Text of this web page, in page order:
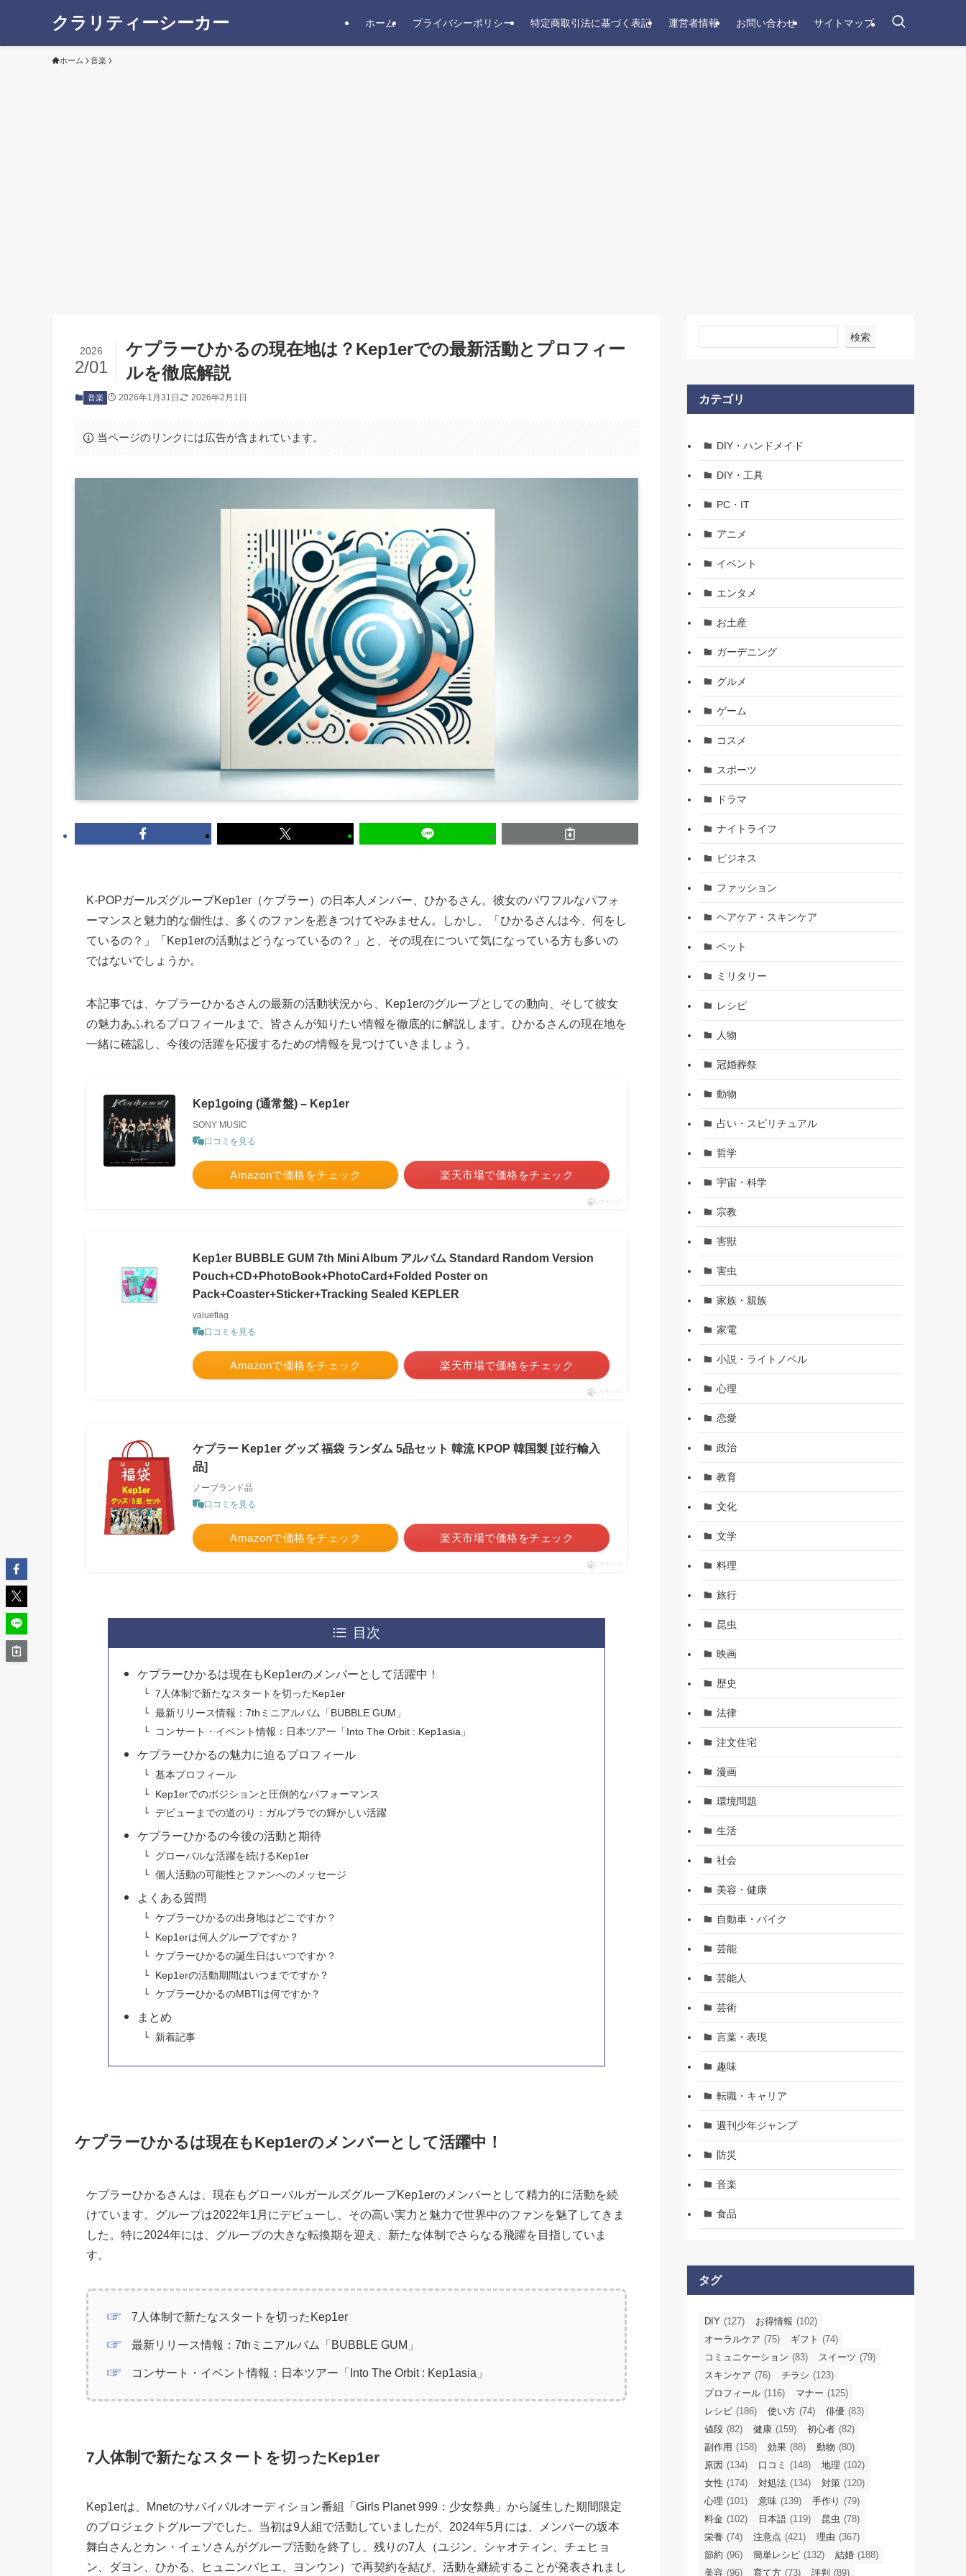
クラリティーシーカー ホーム プライバシーポリシー 特定商取引法に基づく表記 運営者情報 お問い合わせ サイトマップ
ホーム 音楽
ケプラーひかるの現在地は？Kep1erでの最新活動とプロフィー
ルを徹底解説
2026
2/01
音楽 2026年1月31日 2026年2月1日
当ページのリンクには広告が含まれています。
K-POPガールズグループKep1er（ケプラー）の日本人メンバー、ひかるさん。彼女のパワフルなパフォ
ーマンスと魅力的な個性は、多くのファンを惹きつけてやみません。しかし、「ひかるさんは今、何をし
ているの？」「Kep1erの活動はどうなっているの？」と、その現在について気になっている方も多いの
ではないでしょうか。
本記事では、ケプラーひかるさんの最新の活動状況から、Kep1erのグループとしての動向、そして彼女
の魅力あふれるプロフィールまで、皆さんが知りたい情報を徹底的に解説します。ひかるさんの現在地を
一緒に確認し、今後の活躍を応援するための情報を見つけていきましょう。
Kep1going (通常盤) – Kep1er
SONY MUSIC
口コミを見る
Amazonで価格をチェック 楽天市場で価格をチェック
ポチップ
Kep1er BUBBLE GUM 7th Mini Album アルバム Standard Random Version
Pouch+CD+PhotoBook+PhotoCard+Folded Poster on
Pack+Coaster+Sticker+Tracking Sealed KEPLER
valueflag
口コミを見る
Amazonで価格をチェック 楽天市場で価格をチェック
ポチップ
ケプラー Kep1er グッズ 福袋 ランダム 5品セット 韓流 KPOP 韓国製 [並行輸入
品]
ノーブランド品
口コミを見る
Amazonで価格をチェック 楽天市場で価格をチェック
ポチップ
目次
ケプラーひかるは現在もKep1erのメンバーとして活躍中！
7人体制で新たなスタートを切ったKep1er
最新リリース情報：7thミニアルバム「BUBBLE GUM」
コンサート・イベント情報：日本ツアー「Into The Orbit : Kep1asia」
ケプラーひかるの魅力に迫るプロフィール
基本プロフィール
Kep1erでのポジションと圧倒的なパフォーマンス
デビューまでの道のり：ガルプラでの輝かしい活躍
ケプラーひかるの今後の活動と期待
グローバルな活躍を続けるKep1er
個人活動の可能性とファンへのメッセージ
よくある質問
ケプラーひかるの出身地はどこですか？
Kep1erは何人グループですか？
ケプラーひかるの誕生日はいつですか？
Kep1erの活動期間はいつまでですか？
ケプラーひかるのMBTIは何ですか？
まとめ
新着記事
ケプラーひかるは現在もKep1erのメンバーとして活躍中！
ケプラーひかるさんは、現在もグローバルガールズグループKep1erのメンバーとして精力的に活動を続
けています。グループは2022年1月にデビューし、その高い実力と魅力で世界中のファンを魅了してきま
した。特に2024年には、グループの大きな転換期を迎え、新たな体制でさらなる飛躍を目指していま
す。
7人体制で新たなスタートを切ったKep1er
最新リリース情報：7thミニアルバム「BUBBLE GUM」
コンサート・イベント情報：日本ツアー「Into The Orbit : Kep1asia」
7人体制で新たなスタートを切ったKep1er
Kep1erは、Mnetのサバイバルオーディション番組「Girls Planet 999：少女祭典」から誕生した期間限定
のプロジェクトグループでした。当初は9人組で活動していましたが、2024年5月には、メンバーの坂本
舞白さんとカン・イェソさんがグループ活動を終了し、残りの7人（ユジン、シャオティン、チェヒョ
ン、ダヨン、ひかる、ヒュニンバヒエ、ヨンウン）で再契約を結び、活動を継続することが発表されまし
検索
カテゴリ
DIY・ハンドメイド
DIY・工具
PC・IT
アニメ
イベント
エンタメ
お土産
ガーデニング
グルメ
ゲーム
コスメ
スポーツ
ドラマ
ナイトライフ
ビジネス
ファッション
ヘアケア・スキンケア
ペット
ミリタリー
レシピ
人物
冠婚葬祭
動物
占い・スピリチュアル
哲学
宇宙・科学
宗教
害獣
害虫
家族・親族
家電
小説・ライトノベル
心理
恋愛
政治
教育
文化
文学
料理
旅行
昆虫
映画
歴史
法律
注文住宅
漫画
環境問題
生活
社会
美容・健康
自動車・バイク
芸能
芸能人
芸術
言葉・表現
趣味
転職・キャリア
週刊少年ジャンプ
防災
音楽
食品
タグ
DIY (127) お得情報 (102)
オーラルケア (75) ギフト (74)
コミュニケーション (83) スイーツ (79)
スキンケア (76) チラシ (123)
プロフィール (116) マナー (125)
レシピ (186) 使い方 (74) 俳優 (83)
値段 (82) 健康 (159) 初心者 (82)
副作用 (158) 効果 (88) 動物 (80)
原因 (134) 口コミ (148) 地理 (102)
女性 (174) 対処法 (134) 対策 (120)
心理 (101) 意味 (139) 手作り (79)
料金 (102) 日本語 (119) 昆虫 (78)
栄養 (74) 注意点 (421) 理由 (367)
節約 (96) 簡単レシピ (132) 結婚 (188)
美容 (96) 育て方 (73) 評判 (89)